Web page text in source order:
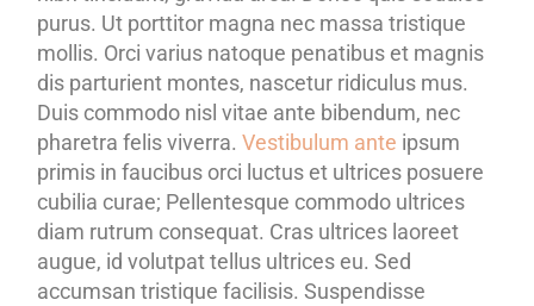
purus. Ut porttitor magna nec massa tristique
mollis. Orci varius natoque penatibus et magnis
dis parturient montes, nascetur ridiculus mus.
Duis commodo nisl vitae ante bibendum, nec
pharetra felis viverra.Vestibulum ante ipsum
primis in faucibus orci luctus et ultrices posuere
cubilia curae; Pellentesque commodo ultrices
diam rutrum consequat. Cras ultrices laoreet
augue, id volutpat tellus ultrices eu. Sed
accumsan tristique facilisis. Suspendisse